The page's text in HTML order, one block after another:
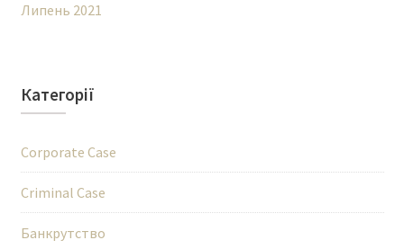
Липень 2021
Категорії
Corporate Case
Criminal Case
Банкрутство